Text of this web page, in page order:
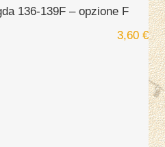
136-139F – opzione F
3,60 €